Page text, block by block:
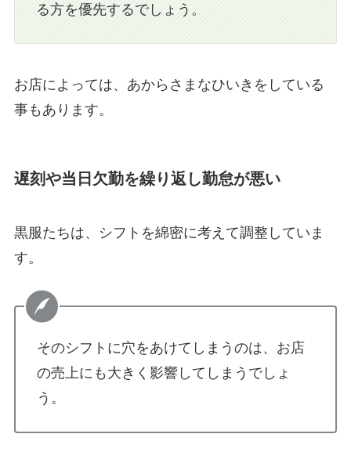
る方を優先するでしょう。
お店によっては、あからさまなひいきをしている
事もあります。
遅刻や当日欠勤を繰り返し勤怠が悪い
黒服たちは、シフトを綿密に考えて調整していま
す。
そのシフトに穴をあけてしまうのは、お店
の売上にも大きく影響してしまうでしょ
う。